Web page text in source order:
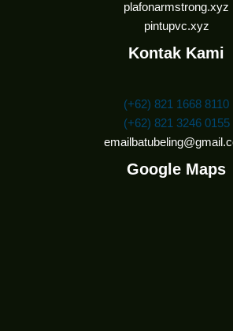
plafonarmstrong.xyz
pintupvc.xyz
Kontak Kami
(+62) 821 1668 8110
(+62) 821 3246 0155
Google Maps